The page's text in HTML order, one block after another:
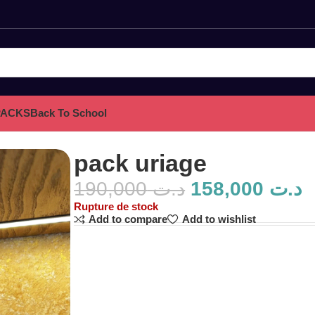
Back To School
pack uriage
د.ت190,000 د.ت
Rupture de stock
Add to compare
Add to wishlist